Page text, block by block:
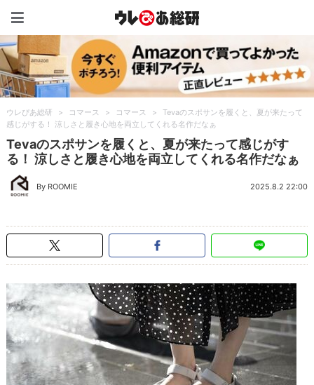
ウレぴあ総研 > コマース > コマース >
Tevaのスポサンを履くと、夏が来たって
感じがする！ 涼しさと履き心地を両立してくれる名作だなぁ
Tevaのスポサンを履くと、夏が来たって感じがす
る！ 涼しさと履き心地を両立してくれる名作だなぁ
By ROOMIE 2025.8.2 22:00